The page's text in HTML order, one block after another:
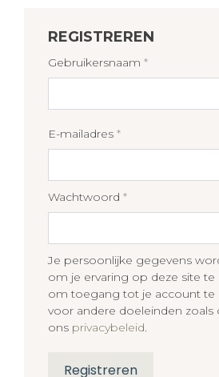
REGISTREREN
Gebruikersnaam *
E-mailadres *
Wachtwoord *
Je persoonlijke gegevens
om je ervaring op deze site te
om toegang tot je account te
voor andere doeleinden zoals
ons privacybeleid.
Registreren